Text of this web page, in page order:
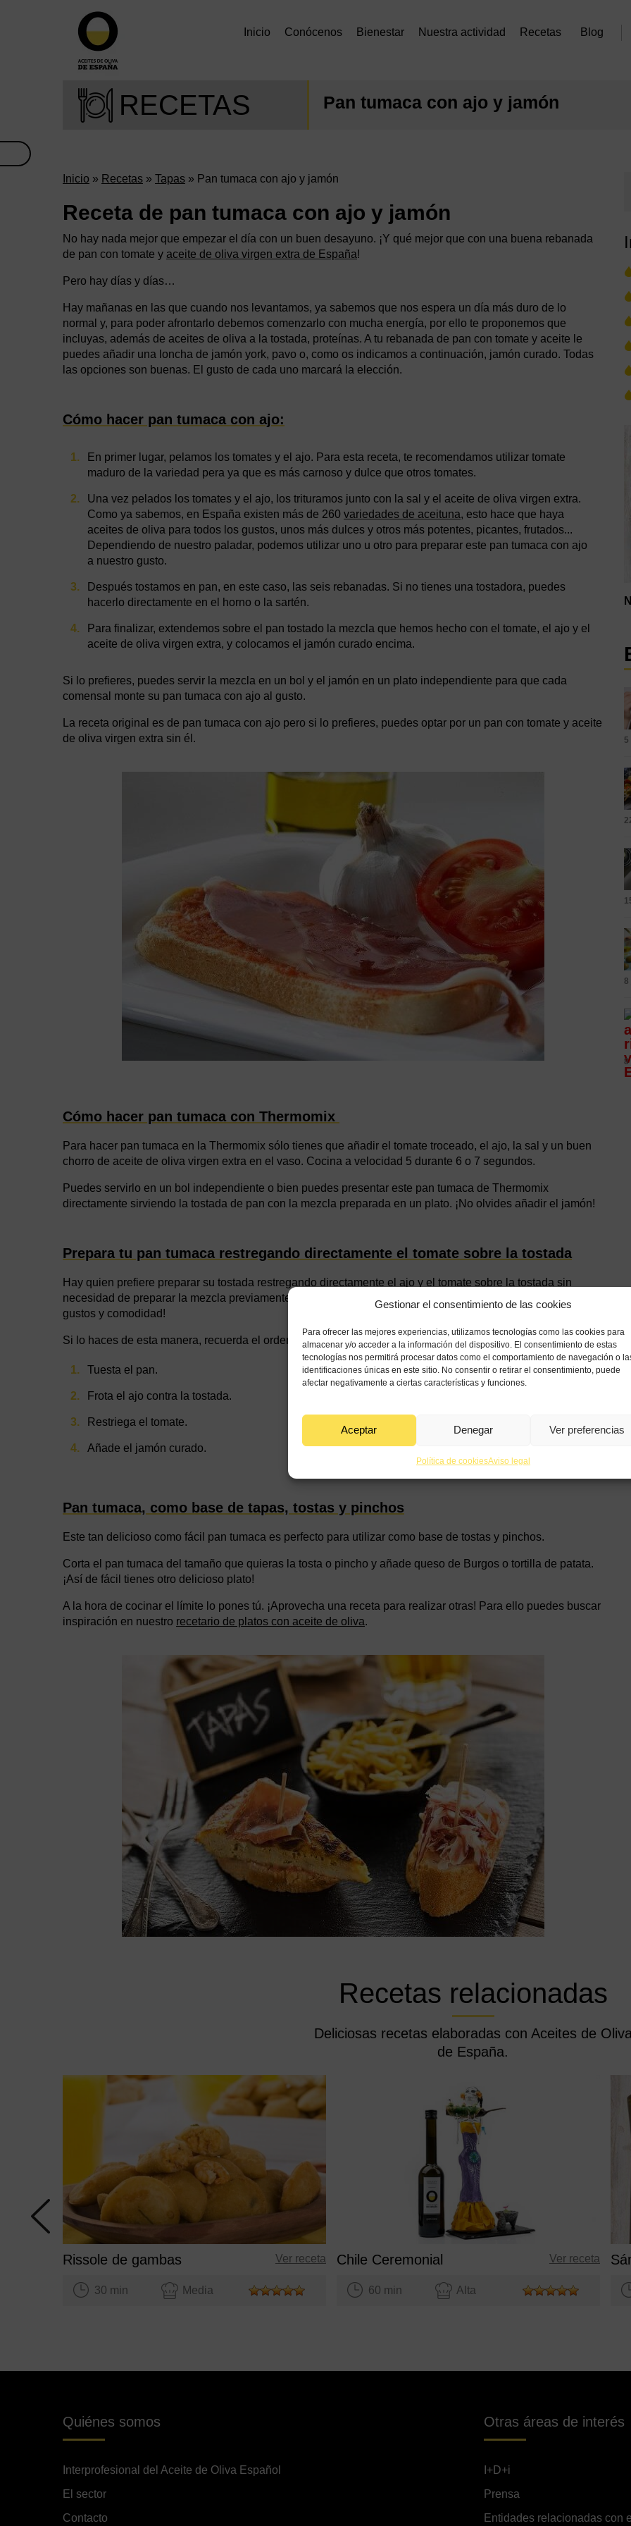
Gestionar el consentimiento de las cookies
Para ofrecer las mejores experiencias, utilizamos tecnologías como las cookies para
almacenar y/o acceder a la información del dispositivo. El consentimiento de estas
tecnologías nos permitirá procesar datos como el comportamiento de navegación o
identificaciones únicas en este sitio. No consentir o retirar el consentimiento, puede
afectar negativamente a ciertas características y funciones.
Aceptar Denegar Ver preferencias
Política de cookiesAviso legal
Inicio Conócenos Bienestar Nuestra actividad Recetas Blog
RECETAS Pan tumaca con ajo y jamón
Inicio » Recetas » Tapas » Pan tumaca con ajo y jamón
Receta de pan tumaca con ajo y jamón
No hay nada mejor que empezar el día con un buen desayuno. ¡Y qué mejor que con una buena rebanada
de pan con tomate y aceite de oliva virgen extra de España!
Pero hay días y días…
Hay mañanas en las que cuando nos levantamos, ya sabemos que nos espera un día más duro de lo
normal y, para poder afrontarlo debemos comenzarlo con mucha energía, por ello te proponemos que
incluyas, además de aceites de oliva a la tostada, proteínas. A tu rebanada de pan con tomate y aceite le
puedes añadir una loncha de jamón york, pavo o, como os indicamos a continuación, jamón curado. Todas
las opciones son buenas. El gusto de cada uno marcará la elección.
Cómo hacer pan tumaca con ajo:
En primer lugar, pelamos los tomates y el ajo. Para esta receta, te recomendamos utilizar tomate
maduro de la variedad pera ya que es más carnoso y dulce que otros tomates.
Una vez pelados los tomates y el ajo, los trituramos junto con la sal y el aceite de oliva virgen extra.
Como ya sabemos, en España existen más de 260 variedades de aceituna, esto hace que haya
aceites de oliva para todos los gustos, unos más dulces y otros más potentes, picantes, frutados...
Dependiendo de nuestro paladar, podemos utilizar uno u otro para preparar este pan tumaca con ajo
a nuestro gusto.
Después tostamos en pan, en este caso, las seis rebanadas. Si no tienes una tostadora, puedes
hacerlo directamente en el horno o la sartén.
Para finalizar, extendemos sobre el pan tostado la mezcla que hemos hecho con el tomate, el ajo y el
aceite de oliva virgen extra, y colocamos el jamón curado encima.
Si lo prefieres, puedes servir la mezcla en un bol y el jamón en un plato independiente para que cada
comensal monte su pan tumaca con ajo al gusto.
La receta original es de pan tumaca con ajo pero si lo prefieres, puedes optar por un pan con tomate y aceite
de oliva virgen extra sin él.
Cómo hacer pan tumaca con Thermomix
Para hacer pan tumaca en la Thermomix sólo tienes que añadir el tomate troceado, el ajo, la sal y un buen
chorro de aceite de oliva virgen extra en el vaso. Cocina a velocidad 5 durante 6 o 7 segundos.
Puedes servirlo en un bol independiente o bien puedes presentar este pan tumaca de Thermomix
directamente sirviendo la tostada de pan con la mezcla preparada en un plato. ¡No olvides añadir el jamón!
Prepara tu pan tumaca restregando directamente el tomate sobre la tostada
Hay quien prefiere preparar su tostada restregando directamente el ajo y el tomate sobre la tostada sin
necesidad de preparar la mezcla previamente explicada y posteriormente añadir la sal. ¡Es cuestión de
gustos y comodidad!
Si lo haces de esta manera, recuerda el orden de los ingredientes y pasos:
Tuesta el pan.
Frota el ajo contra la tostada.
Restriega el tomate.
Añade el jamón curado.
Pan tumaca, como base de tapas, tostas y pinchos
Este tan delicioso como fácil pan tumaca es perfecto para utilizar como base de tostas y pinchos.
Corta el pan tumaca del tamaño que quieras la tosta o pincho y añade queso de Burgos o tortilla de patata.
¡Así de fácil tienes otro delicioso plato!
A la hora de cocinar el límite lo pones tú. ¡Aprovecha una receta para realizar otras! Para ello puedes buscar
inspiración en nuestro recetario de platos con aceite de oliva.
5
Recetas relacionadas
Deliciosas recetas elaboradas con Aceites de
de España.
Rissole de gambas Ver receta
30 min Media
Chile Ceremonial Ver receta
60 min Alta
Quiénes somos
Interprofesional del Aceite de Oliva Español
El sector
Contacto
Otras áreas de interés
I+D+i
Prensa
Entidades relacionadas con